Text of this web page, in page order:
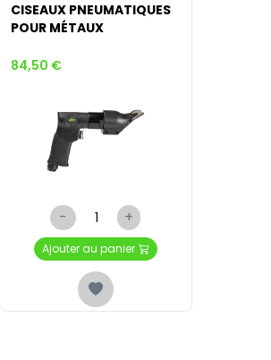
CISEAUX PNEUMATIQUES
POUR MÉTAUX
84,50 €
- +
Ajouter au panier